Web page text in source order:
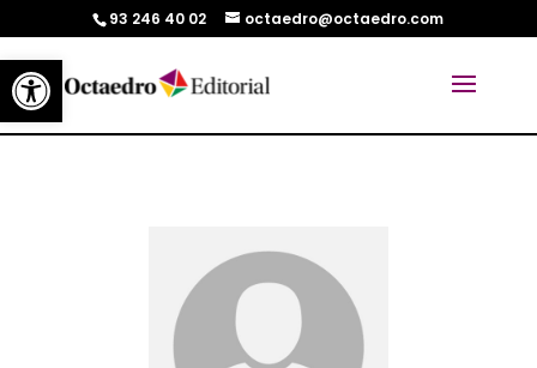
Abrir barra de herramientas
93 246 40 02 octaedro@octaedro.com